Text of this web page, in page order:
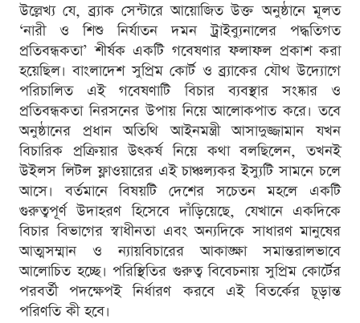
উল্লেখ্য যে, ব্র্যাক সেন্টারে আয়োজিত উক্ত অনুষ্ঠানে মূলত
‘নারী ও শিশু নির্যাতন দমন ট্রাইব্যুনালের পদ্ধতিগত
প্রতিবন্ধকতা’ শীর্ষক একটি গবেষণার ফলাফল প্রকাশ করা
হয়েছিল। বাংলাদেশ সুপ্রিম কোর্ট ও ব্র্যাকের যৌথ উদ্যোগে
পরিচালিত এই গবেষণাটি বিচার ব্যবস্থার সংষ্কার ও
প্রতিবন্ধকতা নিরসনের উপায় নিয়ে আলোকপাত করে। তবে
অনুষ্ঠানের প্রধান অতিথি আইনমন্ত্রী আসাদুজ্জামান যখন
বিচারিক প্রক্রিয়ার উৎকর্ষ নিয়ে কথা বলছিলেন, তখনই
উইলস লিটল ফ্লাওয়ারের এই চাঞ্চল্যকর ইস্যুটি সামনে চলে
আসে। বর্তমানে বিষয়টি দেশের সচেতন মহলে একটি
গুরুত্বপূর্ণ উদাহরণ হিসেবে দাঁড়িয়েছে, যেখানে একদিকে
বিচার বিভাগের স্বাধীনতা এবং অন্যদিকে সাধারণ মানুষের
আত্মসম্মান ও ন্যায়বিচারের আকাঙ্ক্ষা সমান্তরালভাবে
আলোচিত হচ্ছে। পরিস্থিতির গুরুত্ব বিবেচনায় সুপ্রিম কোর্টের
পরবর্তী পদক্ষেপই নির্ধারণ করবে এই বিতর্কের চূড়ান্ত
পরিণতি কী হবে।